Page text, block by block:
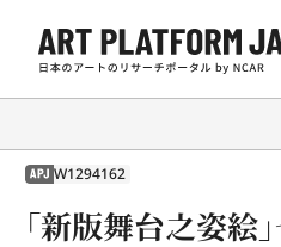
APJ W1294162